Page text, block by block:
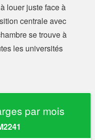
louer juste face à
centrale avec
se trouve à
les universités
par mois